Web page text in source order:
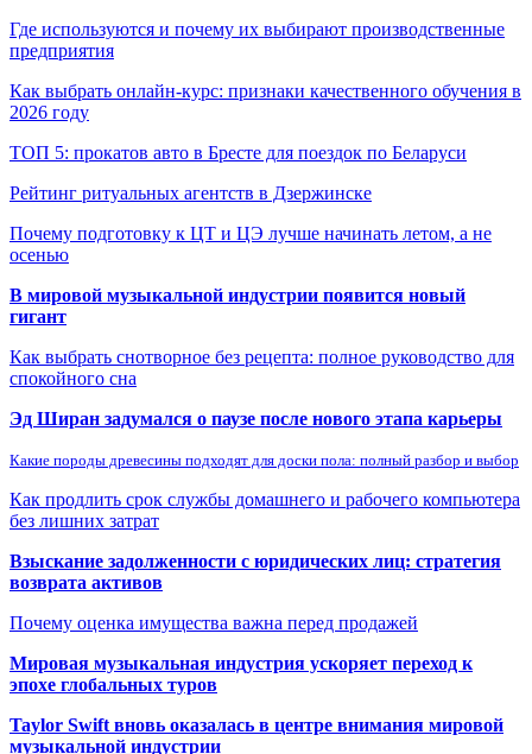
Где используются и почему их выбирают производственные
предприятия
Как выбрать онлайн-курс: признаки качественного обучения в
2026 году
ТОП 5: прокатов авто в Бресте для поездок по Беларуси
Рейтинг ритуальных агентств в Дзержинске
Почему подготовку к ЦТ и ЦЭ лучше начинать летом, а не
осенью
В мировой музыкальной индустрии появится новый
гигант
Как выбрать снотворное без рецепта: полное руководство для
спокойного сна
Эд Ширан задумался о паузе после нового этапа карьеры
Какие породы древесины подходят для доски пола: полный разбор и выбор
Как продлить срок службы домашнего и рабочего компьютера
без лишних затрат
Взыскание задолженности с юридических лиц: стратегия
возврата активов
Почему оценка имущества важна перед продажей
Мировая музыкальная индустрия ускоряет переход к
эпохе глобальных туров
Taylor Swift вновь оказалась в центре внимания мировой
музыкальной индустрии